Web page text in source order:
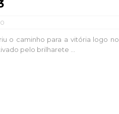
0
o caminho para a vitória logo no
pelo brilharete ...